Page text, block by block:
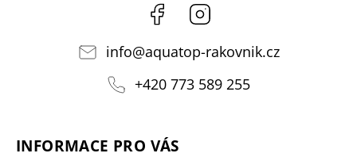
Facebook
info@aquatop-rakovnik.cz
+420 773 589 255
INFORMACE PRO VÁS